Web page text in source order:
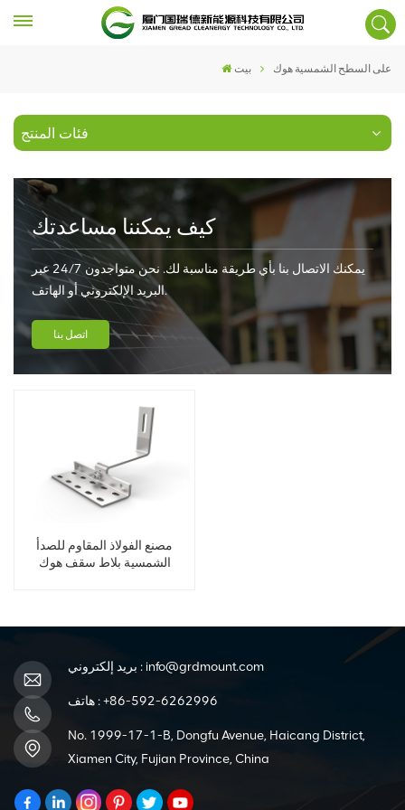
بيت على السطح الشمسية هوك
فئات المنتج
كيف يمكننا مساعدتك
يمكنك الاتصال بنا بأي طريقة مناسبة لك. نحن متواجدون 24/7 عبر
البريد الإلكتروني أو الهاتف.
اتصل بنا
مصنع الفولاذ المقاوم للصدأ
الشمسية بلاط سقف هوك
بريد إلكتروني : info@grdmount.com
هاتف :+86-592-6262996
No. 1999-17-1-B, Dongfu Avenue, Haicang District,
Xiamen City, Fujian Province, China